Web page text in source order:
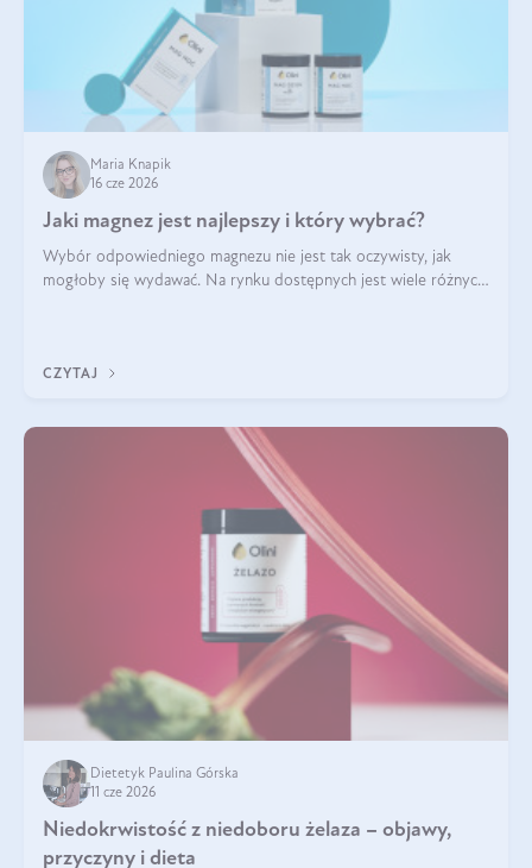
Maria Knapik
16 cze 2026
Jaki magnez jest najlepszy i który wybrać?
Wybór odpowiedniego magnezu nie jest tak oczywisty, jak
mogłoby się wydawać. Na rynku dostępnych jest wiele różnych
CZYTAJ
Dietetyk Paulina Górska
11 cze 2026
Niedokrwistość z niedoboru żelaza – objawy,
przyczyny i dieta